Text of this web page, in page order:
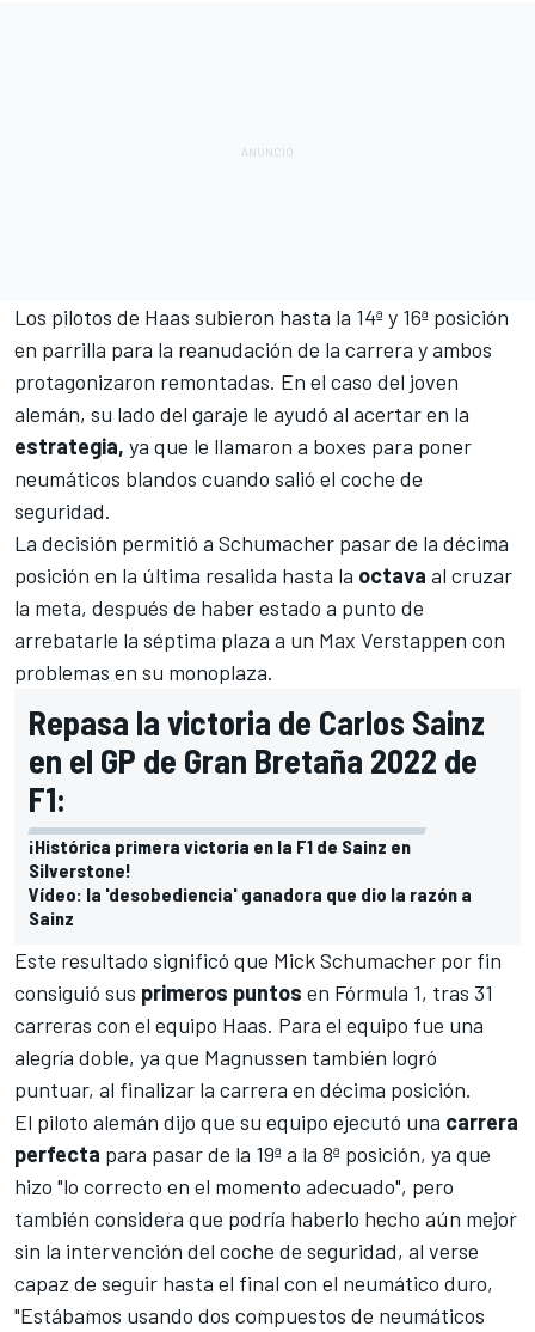
Los pilotos de Haas subieron hasta la 14ª y 16ª posición
en parrilla para la reanudación de la carrera y ambos
protagonizaron remontadas. En el caso del joven
alemán, su lado del garaje le ayudó al acertar en la
estrategia, ya que le llamaron a boxes para poner
neumáticos blandos cuando salió el coche de
seguridad.
La decisión permitió a Schumacher pasar de la décima
posición en la última resalida hasta la octava al cruzar
la meta, después de haber estado a punto de
arrebatarle la séptima plaza a un Max Verstappen con
problemas en su monoplaza.
Repasa la victoria de Carlos Sainz
en el GP de Gran Bretaña 2022 de
F1:
¡Histórica primera victoria en la F1 de Sainz en
Silverstone!
Vídeo: la 'desobediencia' ganadora que dio la razón a
Sainz
Este resultado significó que Mick Schumacher por fin
consiguió sus primeros puntos en Fórmula 1, tras 31
carreras con el equipo Haas. Para el equipo fue una
alegría doble, ya que Magnussen también logró
puntuar, al finalizar la carrera en décima posición.
El piloto alemán dijo que su equipo ejecutó una carrera
perfecta para pasar de la 19ª a la 8ª posición, ya que
hizo "lo correcto en el momento adecuado", pero
también considera que podría haberlo hecho aún mejor
sin la intervención del coche de seguridad, al verse
capaz de seguir hasta el final con el neumático duro,
"Estábamos usando dos compuestos de neumáticos